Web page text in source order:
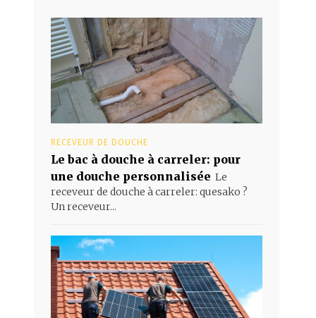
RECEVEUR DE DOUCHE
Le bac à douche à carreler: pour
une douche personnalisée Le
receveur de douche à carreler: quesako ?
Un receveur...